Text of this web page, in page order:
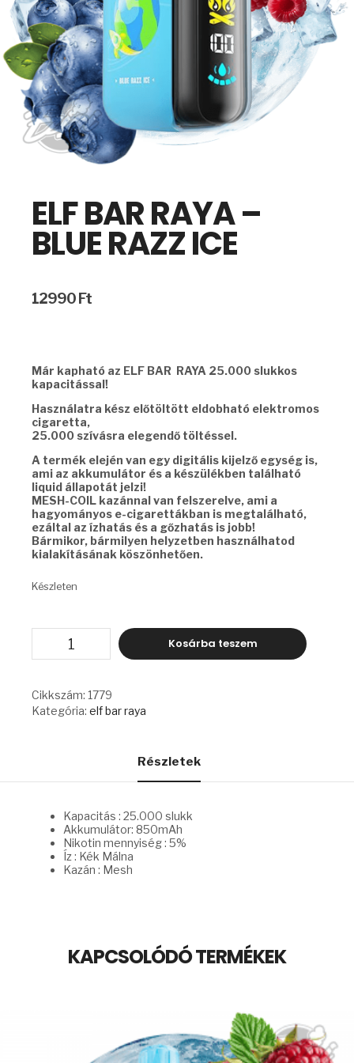
ELF BAR RAYA –
BLUE RAZZ ICE
12990 Ft
Már kapható az ELF BAR RAYA 25.000 slukkos
kapacitással!
Használatra kész előtöltött eldobható elektromos
cigaretta,
25.000 szívásra elegendő töltéssel.
A termék elején van egy digitális kijelző egység is,
ami az akkumulátor és a készülékben található
liquid állapotát jelzi!
MESH-COIL kazánnal van felszerelve, ami a
hagyományos e-cigarettákban is megtalálható,
ezáltal az ízhatás és a gőzhatás is jobb!
Bármikor, bármilyen helyzetben használhatod
kialakításának köszönhetően.
Készleten
RAYA
BLUE
RAZZ
ICE
Kosárba teszem
Cikkszám: 1779
Kategória: elf bar raya
Részletek
Kapacitás : 25.000 slukk
Akkumulátor: 850mAh
Nikotin mennyiség : 5%
Íz : Kék Málna
Kazán : Mesh
KAPCSOLÓDÓ TERMÉKEK